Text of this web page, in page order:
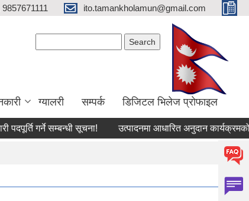
ito.tamankholamun@gmail.com
ग्यालरी सम्पर्क डिजिटल भिलेज प्राेफाइल
गर्ने सम्बन्धी सूचना! उत्पादनमा आधारित अनुदान कार्यक्रमको